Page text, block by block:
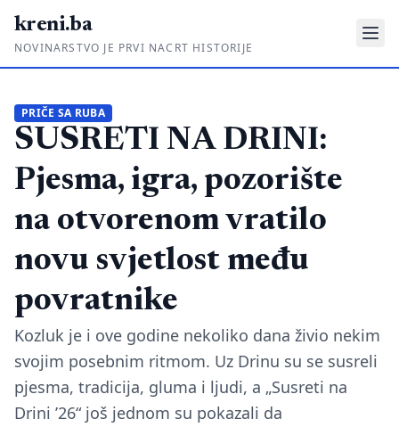
kreni.ba
NOVINARSTVO JE PRVI NACRT HISTORIJE
Priče sa ruba
Ponos i glas
O nama
Impressum
Kontakt
PRIČE SA RUBA
SUSRETI NA DRINI:
Pjesma, igra, pozorište
na otvorenom vratilo
novu svjetlost među
povratnike
Kozluk je i ove godine nekoliko dana živio nekim
svojim posebnim ritmom. Uz Drinu su se susreli
pjesma, tradicija, gluma i ljudi, a „Susreti na
Drini ’26“ još jednom su pokazali da